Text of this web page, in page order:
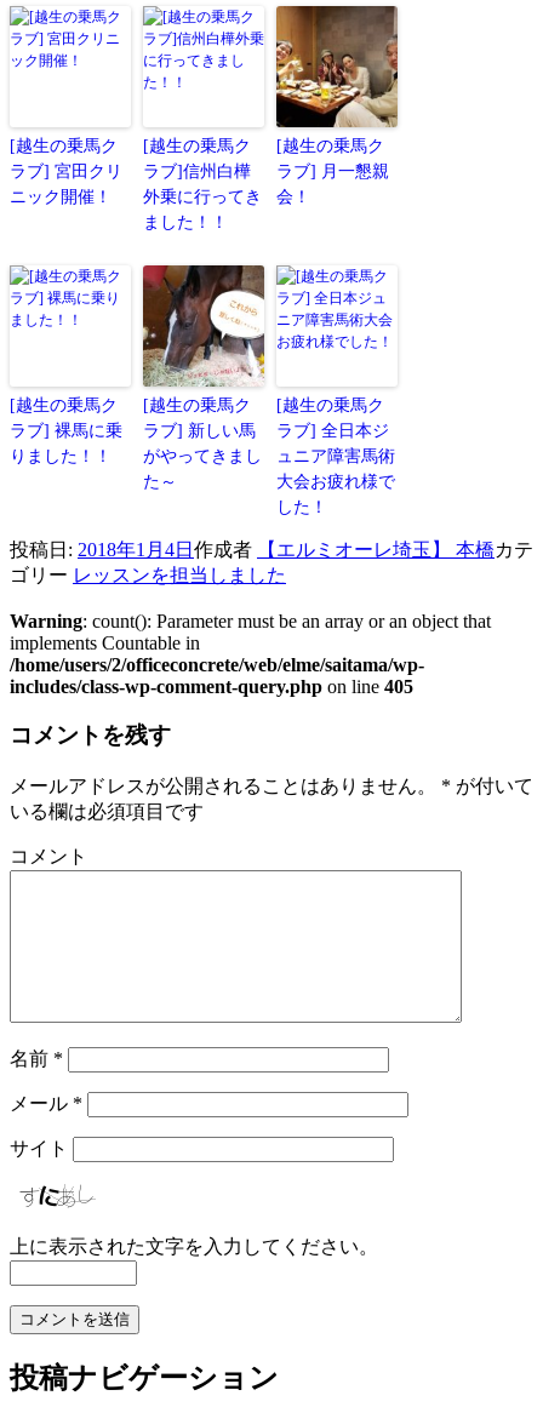
[越生の乗馬ク
ラブ] 宮田クリ
ニック開催！
[越生の乗馬ク
ラブ]信州白樺
外乗に行ってき
ました！！
[越生の乗馬ク
ラブ] 月一懇親
会！
[越生の乗馬ク
ラブ] 裸馬に乗
りました！！
[越生の乗馬ク
ラブ] 新しい馬
がやってきまし
た～
[越生の乗馬ク
ラブ] 全日本ジ
ュニア障害馬術
大会お疲れ様で
した！
投稿日: 2018年1月4日 作成者 【エルミオーレ埼玉】 本橋カテ
ゴリー レッスンを担当しました
Warning: count(): Parameter must be an array or an object that
implements Countable in
/home/users/2/officeconcrete/web/elme/saitama/wp-
includes/class-wp-comment-query.php on line 405
コメントを残す
メールアドレスが公開されることはありません。 * が付いて
いる欄は必須項目です
コメント
名前 *
メール *
サイト
上に表示された文字を入力してください。
投稿ナビゲーション